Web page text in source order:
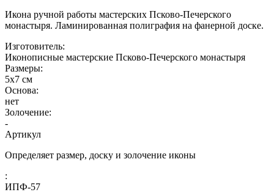
Икона ручной работы мастерских Псково-Печерского
монастыря. Ламинированная полиграфия на фанерной доске.
Изготовитель:
Иконописные мастерские Псково-Печерского монастыря
Размеры:
5x7 см
Основа:
нет
Золочение:
-
Артикул
Определяет размер, доску и золочение иконы
:
ИПФ-57